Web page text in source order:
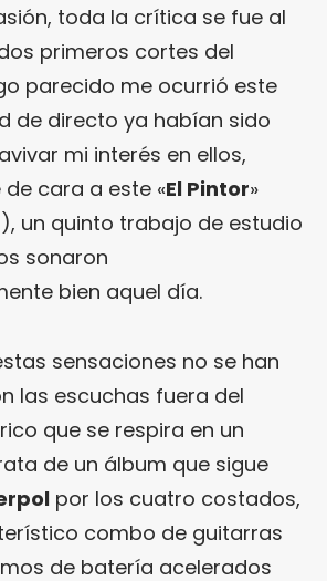
toda la crítica se fue al
primeros cortes del
parecido me ocurrió este
de directo ya habían sido
mi interés en ellos,
cara a este «El Pintor»
un quinto trabajo de estudio
sonaron
bien aquel día.
sensaciones no se han
las escuchas fuera del
que se respira en un
de un álbum que sigue
por los cuatro costados,
combo de guitarras
de batería acelerados